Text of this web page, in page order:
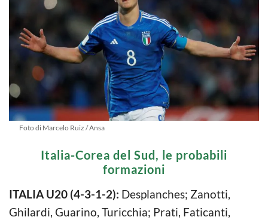
Foto di Marcelo Ruiz / Ansa
Italia-Corea del Sud, le probabili
formazioni
ITALIA U20 (4-3-1-2): Desplanches; Zanotti,
Ghilardi, Guarino, Turicchia; Prati, Faticanti,